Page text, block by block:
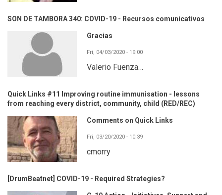
SON DE TAMBORA 340: COVID-19 - Recursos comunicativos
Gracias
Fri, 04/03/2020 - 19:00
Valerio Fuenza…
Quick Links #11 Improving routine immunisation - lessons
from reaching every district, community, child (RED/REC)
Comments on Quick Links
Fri, 03/20/2020 - 10:39
cmorry
[DrumBeatnet] COVID-19 - Required Strategies?